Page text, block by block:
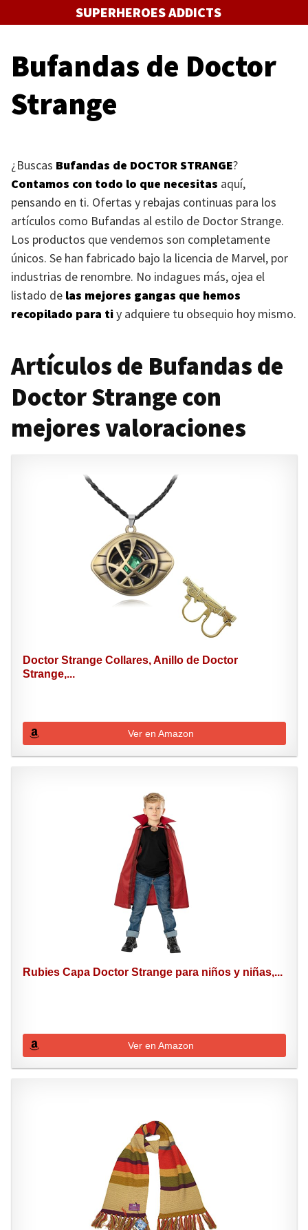
al
SUPERHEROES ADDICTS
Bufandas de Doctor
Strange
¿Buscas Bufandas de DOCTOR STRANGE?
Contamos con todo lo que necesitas aquí,
pensando en ti. Ofertas y rebajas continuas para los
artículos como Bufandas al estilo de Doctor Strange.
Los productos que vendemos son completamente
únicos. Se han fabricado bajo la licencia de Marvel, por
industrias de renombre. No indagues más, ojea el
listado de las mejores gangas que hemos
recopilado para tiy adquiere tu obsequio hoy mismo.
Artículos de Bufandas de
Doctor Strange con
mejores valoraciones
Doctor Strange Collares, Anillo de Doctor
Strange,...
Ver en Amazon
Rubies Capa Doctor Strange para niños y niñas,...
Ver en Amazon